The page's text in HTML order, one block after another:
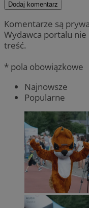
Dodaj komentarz
Komentarze są
Wydawca portalu
treść.
* pola obowiązkowe
Najnowsze
Popularne